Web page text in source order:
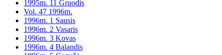
1995m. 11 Gruodis
Vol. 47 1996m.
1996m. 1 Sausis
1996m. 2 Vasaris
1996m. 3 Kovas
1996m. 4 Balandis